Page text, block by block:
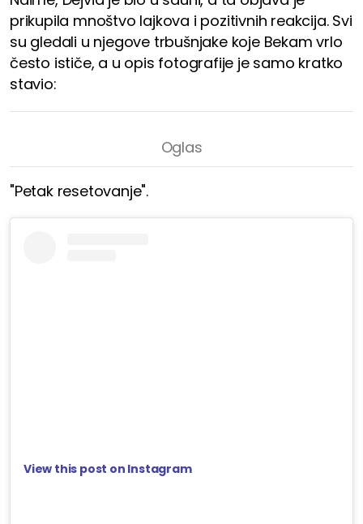
prikupila mnoštvo lajkova i pozitivnih reakcija. Svi
su gledali u njegove trbušnjake koje Bekam vrlo
često ističe, a u opis fotografije je samo kratko
stavio:
"Petak resetovanje".
View this post on Instagram